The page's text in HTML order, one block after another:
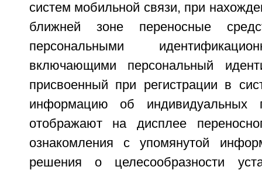
систем мобильной связи, при
ближней зоне переносные
персональными
включающими персональный
присвоенный при регистрации в
информацию об индивидуальных
отображают на дисплее
ознакомления с упомянутой
решения о целесообразности